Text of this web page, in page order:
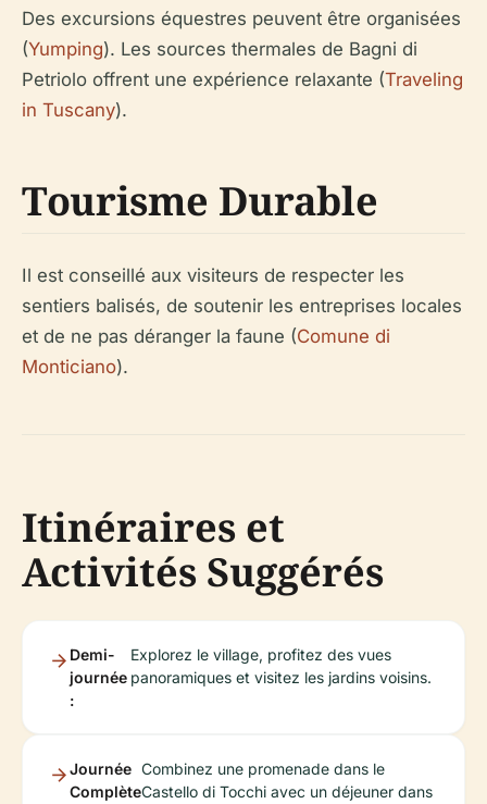
Des excursions équestres peuvent être organisées
(Yumping). Les sources thermales de Bagni di
Petriolo offrent une expérience relaxante (Traveling
in Tuscany).
Tourisme Durable
Il est conseillé aux visiteurs de respecter les
sentiers balisés, de soutenir les entreprises locales
et de ne pas déranger la faune (Comune di
Monticiano).
Itinéraires et
Activités Suggérés
Demi-
journée
:
Explorez le village, profitez des vues
panoramiques et visitez les jardins voisins.
Journée
Complète
Combinez une promenade dans le
Castello di Tocchi avec un déjeuner dans